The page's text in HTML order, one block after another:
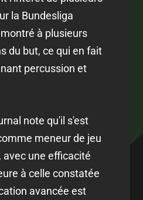
la Bundesliga
à plusieurs
du but, ce qui en fait
percussion et
note qu'il s'est
meneur de jeu
une efficacité
à celle constatée
avancée est